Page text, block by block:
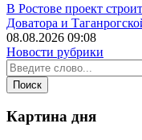
В Ростове проект
Доватора и
08.08.2026 09:08
Новости рубрики
Картина дня